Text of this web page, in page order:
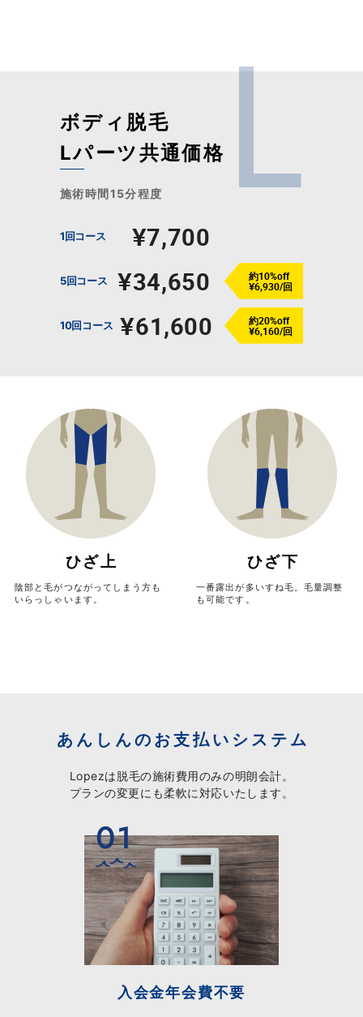
ボディ脱毛
Lパーツ共通価格
施術時間15分程度
1回コース ¥7,700
5回コース ¥34,650 約10%off
¥6,930/回
10回コース ¥61,600 約20%off
¥6,160/回
ひざ上
陰部と毛がつながってしまう方も
いらっしゃいます。
ひざ下
一番露出が多いすね毛。毛量調整
も可能です。
あんしんのお支払いシステム
Lopezは脱毛の施術費用のみの明朗会計。
プランの変更にも柔軟に対応いたします。
入会金年会費不要